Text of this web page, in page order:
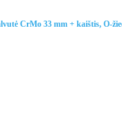
CrMo 33 mm + kaištis, O-